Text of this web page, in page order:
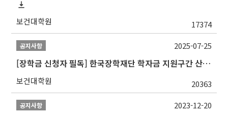
보건대학원 17374
공지사항
[장학금 신청자 필독] 한국장학재단 학자금 지원구간 산정 권고
보건대학원 20363
2025-07-25
공지사항 2023-12-20